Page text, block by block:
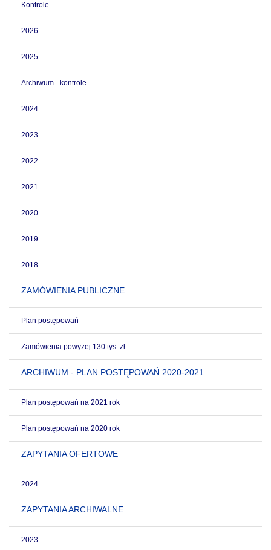
Kontrole
2026
2025
Archiwum - kontrole
2024
2023
2022
2021
2020
2019
2018
ZAMÓWIENIA PUBLICZNE
Plan postępowań
Zamówienia powyżej 130 tys. zł
ARCHIWUM - PLAN POSTĘPOWAŃ 2020-2021
Plan postępowań na 2021 rok
Plan postępowań na 2020 rok
ZAPYTANIA OFERTOWE
2024
ZAPYTANIA ARCHIWALNE
2023